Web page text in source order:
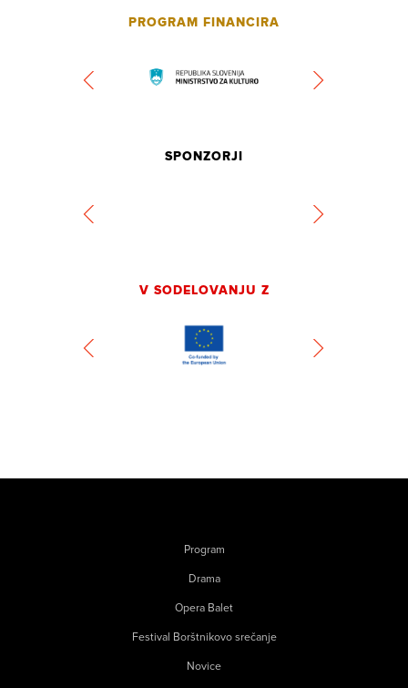
PROGRAM FINANCIRA
SPONZORJI
V SODELOVANJU Z
Program
Drama
Opera Balet
Festival Borštnikovo srečanje
Novice